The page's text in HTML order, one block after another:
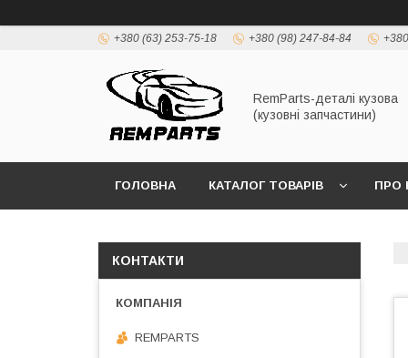
+380 (63) 253-75-18 +380 (98) 247-84-84
RemParts-деталі кузова
(кузовні запчастини)
ГОЛОВНА КАТАЛОГ ТОВАРІВ ПРО
КОНТАКТИ
REMPARTS